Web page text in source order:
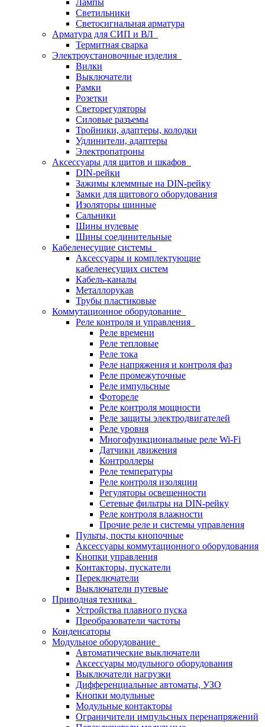
Лампы
Светильники
Светосигнальная арматура
Арматура для СИП и ВЛ
Термитная сварка
Электроустановочные изделия
Вилки
Выключатели
Рамки
Розетки
Светорегуляторы
Силовые разъемы
Тройники, адаптеры, колодки
Удлинители, адаптеры
Электропатроны
Аксессуары для щитов и шкафов
DIN-рейки
Зажимы клеммные на DIN-рейку
Замки для щитового оборудования
Изоляторы шинные
Сальники
Шины нулевые
Шины соединительные
Кабеленесущие системы
Аксессуары и комплектующие
кабеленесущих систем
Кабель-каналы
Металлорукав
Трубы пластиковые
Коммутационное оборудование
Реле контроля и управления
Реле времени
Реле тепловые
Реле тока
Реле напряжения и контроля фаз
Реле промежуточные
Реле импульсные
Фотореле
Реле контроля мощности
Реле защиты электродвигателей
Реле уровня
Многофункциональные реле Wi-Fi
Датчики движения
Контроллеры
Реле температуры
Реле контроля изоляции
Регуляторы освещенности
Сетевые фильтры на DIN-рейку
Реле контроля влажности
Прочие реле и системы управления
Пульты, посты кнопочные
Аксессуары коммутационного оборудования
Кнопки управления
Контакторы, пускатели
Переключатели
Выключатели путевые
Приводная техника
Устройства плавного пуска
Преобразователи частоты
Конденсаторы
Модульное оборудование
Автоматические выключатели
Аксессуары модульного оборудования
Выключатели нагрузки
Дифференциальные автоматы, УЗО
Кнопки модульные
Модульные контакторы
Ограничители импульсных перенапряжений